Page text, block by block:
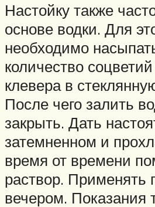
Настойку также
основе водки. Для
необходимо
количество
клевера в
После чего залить
закрыть. Дать
затемненном и
время от времени
раствор. Применять
вечером. Показания